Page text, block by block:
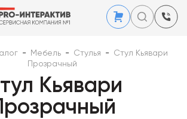
- Мебель - Стулья -
Стул Кьявари
Прозрачный
Кьявари